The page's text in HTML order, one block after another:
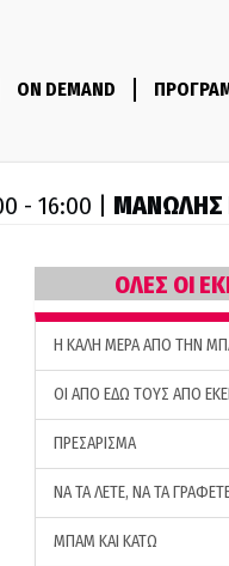
ON DEMAND
- 16:00 | ΜΑΝΩΛΗΣ
ΟΛΕΣ ΟΙ
H ΚΑΛΗ ΜΕΡΑ ΑΠΟ ΤΗΝ
ΟΙ ΑΠΟ ΕΔΩ ΤΟΥΣ ΑΠΟ ΕΚΕΙ
ΠΡΕΣΑΡΙΣΜΑ
ΝΑ ΤΑ ΛΕΤΕ, ΝΑ ΤΑ
ΜΠΑΜ ΚΑΙ ΚΑΤΩ